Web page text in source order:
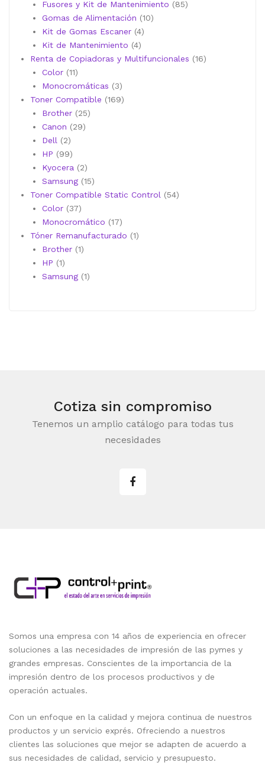
productos
Fusores y Kit de Mantenimiento 8585
Gomas de Alimentación 1010
Kit de Gomas Escaner 44
Kit de Mantenimiento 44
productos
Renta de Copiadoras y Multifuncionales 1616
Color 1111
productos
Monocromáticas 33
productos
Toner Compatible 169169
Brother 2525
Canon 2929
Dell 22
productos
HP 9999
productos
Kyocera 22
productos
Samsung 1515
productos
Toner Compatible Static Control 5454
Color 3737
productos
Monocromático 1717
productos
Tóner Remanufacturado 11
Brother 11
HP 11
producto
Samsung 11
Cotiza sin compromiso
Tenemos un amplio catálogo para todas tus
necesidades
Somos una empresa con 14 años de experiencia en ofrecer
soluciones a las necesidades de impresión de las pymes y
grandes empresas. Conscientes de la importancia de la
impresión dentro de los procesos productivos y de
operación actuales.
Con un enfoque en la calidad y mejora continua de nuestros
productos y un servicio exprés. Ofreciendo a nuestros
clientes las soluciones que mejor se adapten de acuerdo a
sus necesidades de calidad, servicio y presupuesto.